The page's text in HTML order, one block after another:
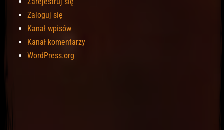
Zaloguj się
Kanał wpisów
Kanał komentarzy
WordPress.org